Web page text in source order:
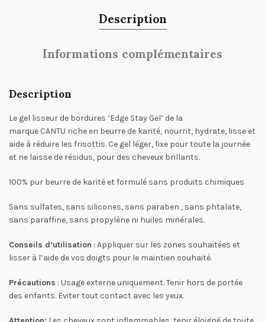
Description
Informations complémentaires
Description
Le gel lisseur de bordures ‘Edge Stay Gel’ de la
marque CANTU riche en beurre de karité, nourrit, hydrate, lisse et
aide à réduire les frisottis. Ce gel léger, fixe pour toute la journée
et ne laisse de résidus, pour des cheveux brillants.
100% pur beurre de karité et formulé sans produits chimiques
Sans sulfates, sans silicones, sans paraben , sans phtalate,
sans paraffine, sans propylène ni huiles minérales.
Conseils d’utilisation : Appliquer sur les zones souhaitées et
lisser à l’aide de vos doigts pour le maintien souhaité.
Précautions : Usage externe uniquement. Tenir hors de portée
des enfants. Eviter tout contact avec les yeux.